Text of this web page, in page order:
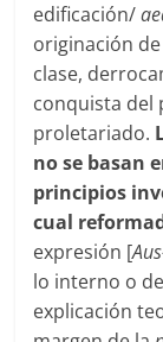
edificación/
originación
clase,
conquista del
proletariado.
no se basan
principios
cual
expresión [
lo interno o
explicación